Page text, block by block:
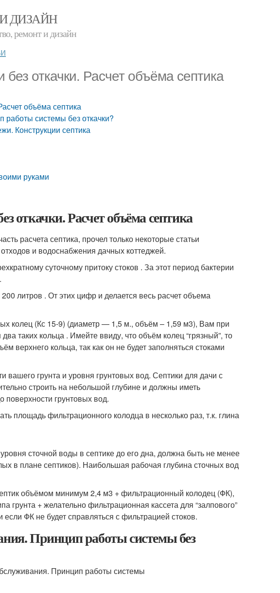
ДИЗАЙН
ремонт и дизайн
откачки. Расчет объёма септика
объёма септика
работы системы без откачки?
Конструкции септика
руками
откачки. Расчет объёма септика
расчета септика, прочел только некоторые статьи
и водоснабжения дачных коттеджей.
суточному притоку стоков . За этот период бактерии
литров . От этих цифр и делается весь расчет объема
колец (Кс 15-9) (диаметр — 1,5 м., объём – 1,59 м3), Вам при
таких кольца . Имейте ввиду, что объём колец “грязный”, то
верхнего кольца, так как он не будет заполняться стоками
грунта и уровня грунтовых вод. Септики для дачи с
строить на небольшой глубине и должны иметь
поверхности грунтовых вод.
площадь фильтрационного колодца в несколько раз, т.к. глина
сточной воды в септике до его дна, должна быть не менее
в плане септиков). Наибольшая рабочая глубина сточных вод
объёмом минимум 2,4 м3 + фильтрационный колодец (ФК),
+ желательно фильтрационная кассета для “залпового”
ФК не будет справляться с фильтрацией стоков.
Принцип работы системы без